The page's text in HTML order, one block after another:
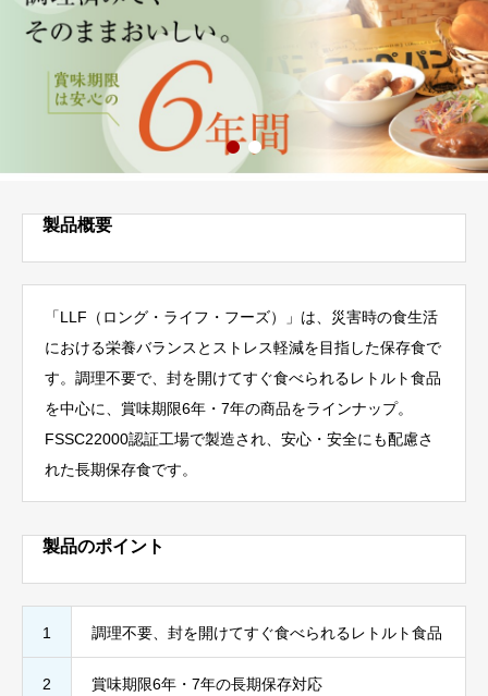
製品概要
「LLF（ロング・ライフ・フーズ）」は、災害時の食生活
における栄養バランスとストレス軽減を目指した保存食で
す。調理不要で、封を開けてすぐ食べられるレトルト食品
を中心に、賞味期限6年・7年の商品をラインナップ。
FSSC22000認証工場で製造され、安心・安全にも配慮さ
れた長期保存食です。
製品のポイント
1 調理不要、封を開けてすぐ食べられるレトルト食品
2 賞味期限6年・7年の長期保存対応